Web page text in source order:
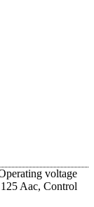
voltage
Aac, Control